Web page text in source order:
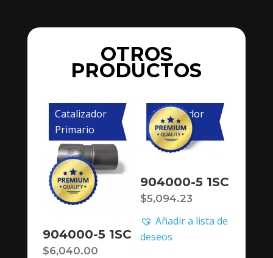
OTROS
PRODUCTOS
Catalizador
Primario
904000-5 1SC
$6,040.00
Catalizador
Primario
904000-5 1SC
$5,094.23
Añadir a lista de
deseos